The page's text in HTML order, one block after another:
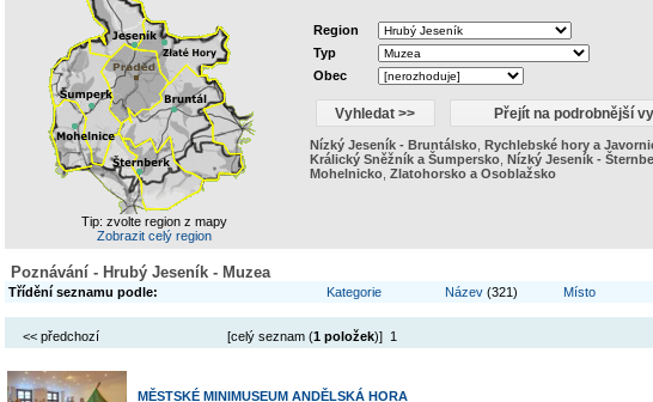
Tip: zvolte region z mapy
Zobrazit celý region
Region
Typ
Obec
Nízký Jeseník - Bruntálsko, Rychlebské hory a
Králický Sněžník a Šumpersko, Nízký Jeseník -
Mohelnicko, Zlatohorsko a Osoblažsko
Poznávání - Hrubý Jeseník - Muzea
Třídění seznamu podle: Kategorie Název(321) Místo
<< předchozí [celý seznam (1 položek)] 1
MĚSTSKÉ MINIMUSEUM ANDĚLSKÁ HORA